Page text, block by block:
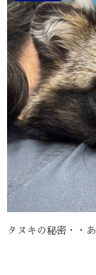
タヌキの秘密・・